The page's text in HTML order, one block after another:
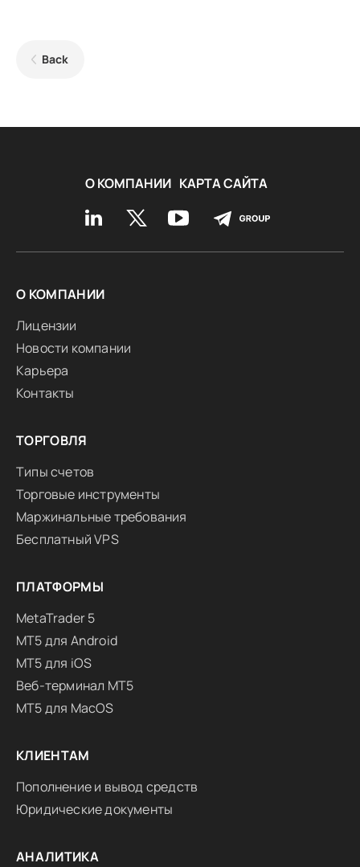
Back
О КОМПАНИИ КАРТА САЙТА
О КОМПАНИИ
Лицензии
Новости компании
Карьера
Контакты
ТОРГОВЛЯ
Типы счетов
Торговые инструменты
Маржинальные требования
Бесплатный VPS
ПЛАТФОРМЫ
MetaTrader 5
MT5 для Android
MT5 для iOS
Веб-терминал MT5
MT5 для MacOS
КЛИЕНТАМ
Пополнение и вывод средств
Юридические документы
АНАЛИТИКА